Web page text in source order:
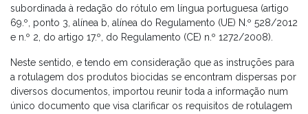
subordinada à redação do rótulo em língua portuguesa (artigo
69.º, ponto 3, alínea b, alínea do Regulamento (UE) N.º 528/2012
e n.º 2, do artigo 17.º, do Regulamento (CE) n.º 1272/2008).
Neste sentido, e tendo em consideração que as instruções para
a rotulagem dos produtos biocidas se encontram dispersas por
diversos documentos, importou reunir toda a informação num
único documento que visa clarificar os requisitos de rotulagem